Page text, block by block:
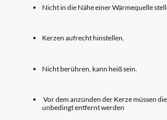
Nicht in die Nähe einer Wärmequelle
Kerzen aufrecht hinstellen.
Nicht berühren, kann heiß sein.
Vor dem anzünden der Kerze müssen
unbedingt entfernt werden